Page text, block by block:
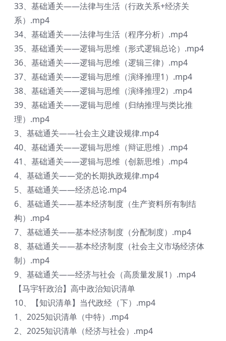
33、基础通关——法律与生活（行政关系+经济关
系）.mp4
34、基础通关——法律与生活（程序分析）.mp4
35、基础通关——逻辑与思维（形式逻辑总论）.mp4
36、基础通关——逻辑与思维（逻辑三律）.mp4
37、基础通关——逻辑与思维（演绎推理1）.mp4
38、基础通关——逻辑与思维（演绎推理2）.mp4
39、基础通关——逻辑与思维（归纳推理与类比推
理）.mp4
3、基础通关——社会主义建设规律.mp4
40、基础通关——逻辑与思维（辩证思维）.mp4
41、基础通关——逻辑与思维（创新思维）.mp4
4、基础通关——党的长期执政规律.mp4
5、基础通关——经济总论.mp4
6、基础通关——基本经济制度（生产资料所有制结
构）.mp4
7、基础通关——基本经济制度（分配制度）.mp4
8、基础通关——基本经济制度（社会主义市场经济体
制）.mp4
9、基础通关——经济与社会（高质量发展1）.mp4
【马宇轩政治】高中政治知识清单
10、【知识清单】当代政经（下）.mp4
1、2025知识清单（中特）.mp4
2、2025知识清单（经济与社会）.mp4